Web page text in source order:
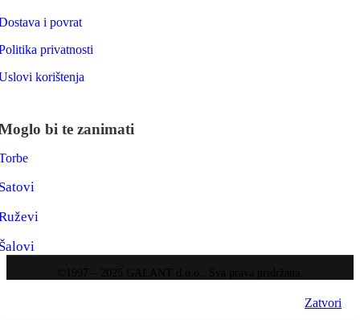
i povrat
privatnosti
korištenja
bi te zanimati
Zatvori